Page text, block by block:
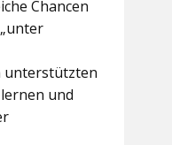
Chancen
unterstützten
und